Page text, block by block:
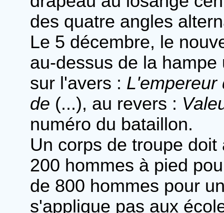
des quatre angles
Le 5 décembre, le
au-dessus de la
sur l'avers : L'empereur
de (...), au revers :
numéro du bataillon.
Un corps de troupe
200 hommes à pied
de 800 hommes pour
s'applique pas aux